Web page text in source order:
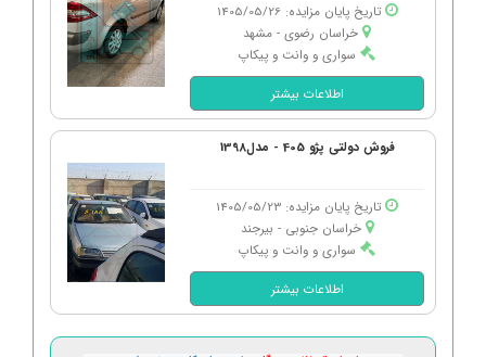
تاریخ پایان مزایده: 1405/05/26
خراسان رضوی - مشهد
سواری و وانت و پیکاپ
اطلاعات بیشتر
فروش دولتی پژو 405 - مدل1398
تاریخ پایان مزایده: 1405/05/23
خراسان جنوبی - بیرجند
سواری و وانت و پیکاپ
اطلاعات بیشتر